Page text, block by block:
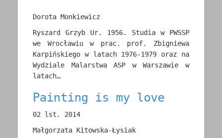
Dorota Monkiewicz
Ryszard Grzyb Ur. 1956. Studia w PWSSP
we Wrocławiu w prac. prof. Zbigniewa
Karpińskiego w latach 1976-1979 oraz na
Wydziale Malarstwa ASP w Warszawie w
latach…
Painting is my love
02 lst. 2014
Małgorzata Kitowska-Łysiak